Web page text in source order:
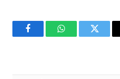
FacebookWhatsAppTwitter